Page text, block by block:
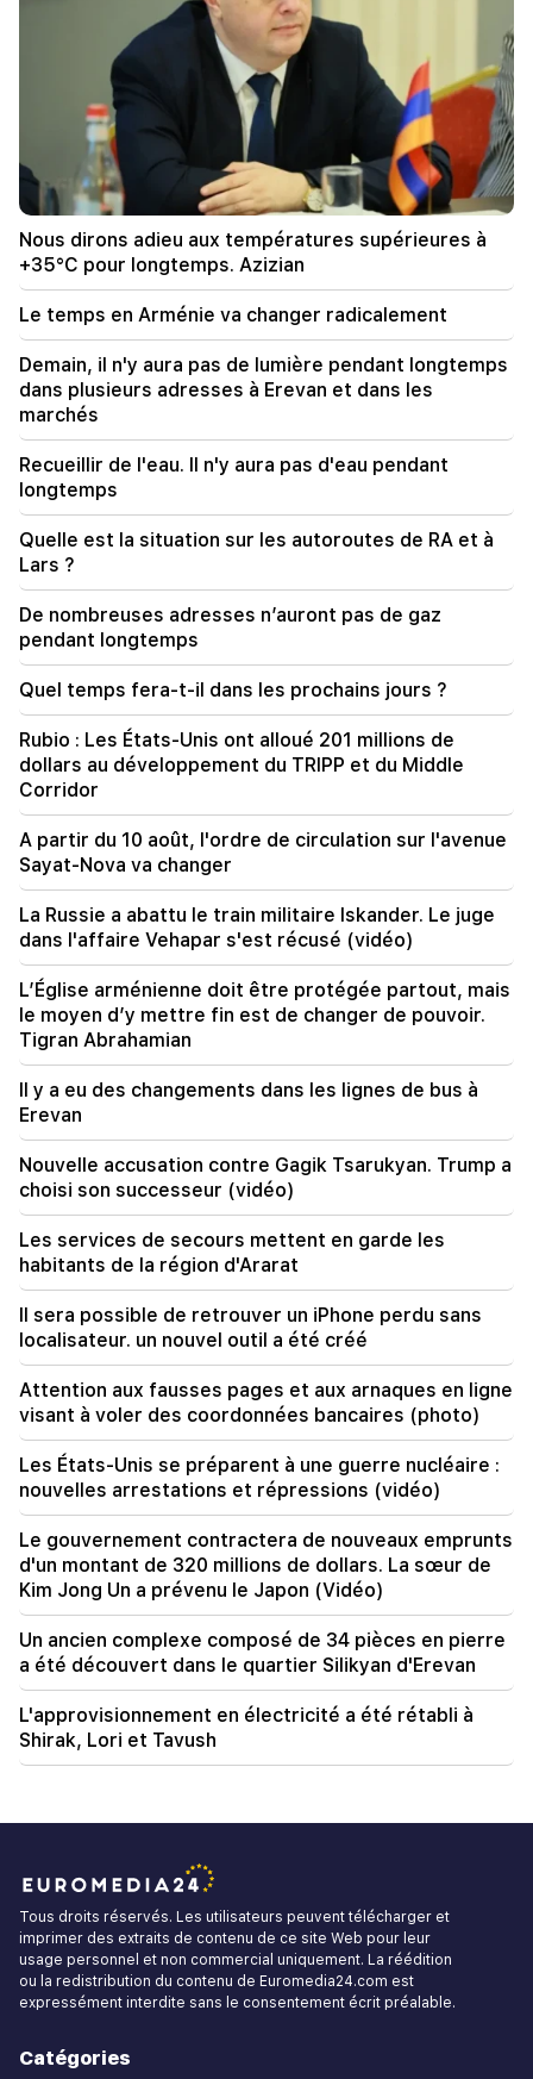
balistiques américains vers l'Ukraine. les
quantités sont connues
Astrologie du tarot. à qui les cartes promettent
succès, changement et nouvelles opportunités
13:34
Recueillir de l'eau. Il n'y aura pas d'eau pendant
longtemps
13:00
Odessa est devenue la cible principale de
l’attaque massive nocturne russe. Il y a des
victimes
12:34
Quelle est la situation sur les autoroutes de RA
et à Lars ?
12:09
Un combat qui rappelle un film d'action dans le
village de Dashtavan. il y a plus de 10 blessés
12:00
11 ans sans couper les cheveux. Un résident de
l'Inde a établi un record du monde de longueur
de cheveux
11:34
Les scientifiques ont découvert un champignon
qui provoque des hallucinations similaires chez
des personnes de différents pays
11:00
Pas à la place d'un professeur. Le rôle idéal des
10:34
Les scientifiques ont découvert l'une des
caractéristiques clés du langage humain chez
les oiseaux chanteurs
Le spectacle le plus rare : un drone a filmé la
naissance d'un cachalot au large des côtes
australiennes (vidéo)
01:49
Argam Abrahamyan a été détenu pendant deux
mois
00:17
De nombreuses adresses n’auront pas de gaz
pendant longtemps
Nous dirons adieu aux températures supérieures à
+35°C pour longtemps. Azizian
Le temps en Arménie va changer radicalement
Demain, il n'y aura pas de lumière pendant longtemps
dans plusieurs adresses à Erevan et dans les
marchés
Recueillir de l'eau. Il n'y aura pas d'eau pendant
longtemps
Quelle est la situation sur les autoroutes de RA et à
Lars ?
De nombreuses adresses n’auront pas de gaz
pendant longtemps
Quel temps fera-t-il dans les prochains jours ?
Rubio : Les États-Unis ont alloué 201 millions de
dollars au développement du TRIPP et du Middle
Corridor
A partir du 10 août, l'ordre de circulation sur l'avenue
Sayat-Nova va changer
La Russie a abattu le train militaire Iskander. Le juge
dans l'affaire Vehapar s'est récusé (vidéo)
L’Église arménienne doit être protégée partout, mais
le moyen d’y mettre fin est de changer de pouvoir.
Tigran Abrahamian
Il y a eu des changements dans les lignes de bus à
Erevan
Nouvelle accusation contre Gagik Tsarukyan. Trump a
choisi son successeur (vidéo)
Les services de secours mettent en garde les
habitants de la région d'Ararat
Il sera possible de retrouver un iPhone perdu sans
localisateur. un nouvel outil a été créé
Attention aux fausses pages et aux arnaques en ligne
visant à voler des coordonnées bancaires (photo)
Les États-Unis se préparent à une guerre nucléaire :
nouvelles arrestations et répressions (vidéo)
Le gouvernement contractera de nouveaux emprunts
d'un montant de 320 millions de dollars. La sœur de
Kim Jong Un a prévenu le Japon (Vidéo)
Un ancien complexe composé de 34 pièces en pierre
a été découvert dans le quartier Silikyan d'Erevan
L'approvisionnement en électricité a été rétabli à
Shirak, Lori et Tavush
Tous droits réservés. Les utilisateurs peuvent télécharger et
imprimer des extraits de contenu de ce site Web pour leur
usage personnel et non commercial uniquement. La réédition
ou la redistribution du contenu de Euromedia24.com est
expressément interdite sans le consentement écrit préalable.
Catégories